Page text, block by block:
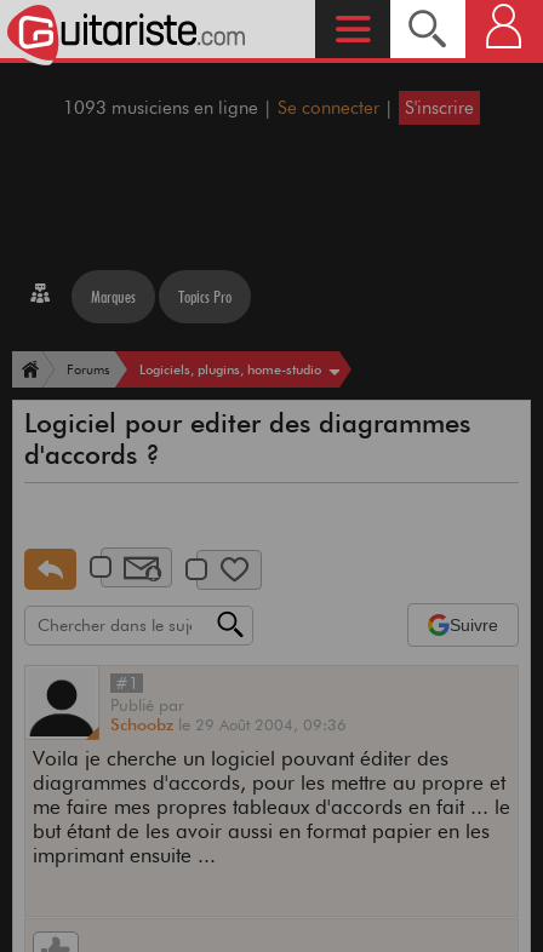
1093 musiciens en ligne | Se connecter | S'inscrire
Marques Topics Pro
Forums Logiciels, plugins, home-studio
Logiciel pour editer des diagrammes
d'accords ?
Suivre
#1
Publié par
Schoobz le 29 Août 2004, 09:36
Voila je cherche un logiciel pouvant éditer des
diagrammes d'accords, pour les mettre au propre et
me faire mes propres tableaux d'accords en fait ... le
but étant de les avoir aussi en format papier en les
imprimant ensuite ...